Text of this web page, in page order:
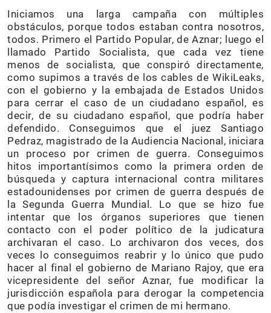
Iniciamos una larga campaña con múltiples
obstáculos, porque todos estaban contra nosotros,
todos. Primero el Partido Popular, de Aznar; luego el
llamado Partido Socialista, que cada vez tiene
menos de socialista, que conspiró directamente,
como supimos a través de los cables de WikiLeaks,
con el gobierno y la embajada de Estados Unidos
para cerrar el caso de un ciudadano español, es
decir, de su ciudadano español, que podría haber
defendido. Conseguimos que el juez Santiago
Pedraz, magistrado de la Audiencia Nacional, iniciara
un proceso por crimen de guerra. Conseguimos
hitos importantísimos como la primera orden de
búsqueda y captura internacional contra militares
estadounidenses por crimen de guerra después de
la Segunda Guerra Mundial. Lo que se hizo fue
intentar que los órganos superiores que tienen
contacto con el poder político de la judicatura
archivaran el caso. Lo archivaron dos veces, dos
veces lo conseguimos reabrir y lo único que pudo
hacer al final el gobierno de Mariano Rajoy, que era
vicepresidente del señor Aznar, fue modificar la
jurisdicción española para derogar la competencia
que podía investigar el crimen de mi hermano.